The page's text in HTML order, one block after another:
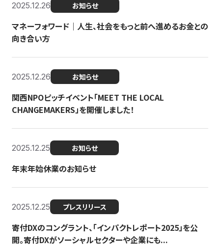
2025.12.26 お知らせ
マネーフォワード｜人生、社会をもっと前へ進めるお金との
向き合い方
2025.12.26 お知らせ
関西NPOピッチイベント「MEET THE LOCAL
CHANGEMAKERS」を開催しました！
2025.12.25 お知らせ
年末年始休業のお知らせ
2025.12.25 プレスリリース
寄付DXのコングラント、「インパクトレポート2025」を公
開。寄付DXがソーシャルセクターや企業にも...